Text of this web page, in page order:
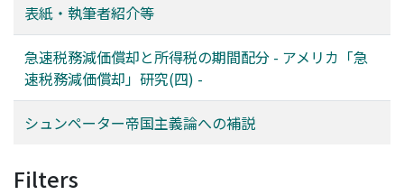
表紙・執筆者紹介等
急速税務減価償却と所得税の期間配分 - アメリカ「急
速税務減価償却」研究(四) -
シュンペーター帝国主義論への補説
Filters